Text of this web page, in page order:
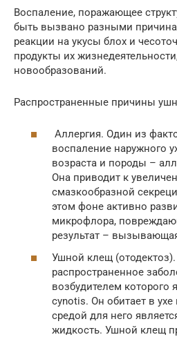
Воспаление, поражающее
быть вызвано разными
реакции на укусы блох и
продукты их
новообразований.
Распространенные причины
Аллергия. Один из
воспаление наружного
возраста и породы –
Она приводит к
смазкообразной
этом фоне активно
микрофлора,
результат –
Ушной клещ
распространенное
возбудителем которого
cynotis. Он обитает в
средой для него
жидкость. Ушной клещ